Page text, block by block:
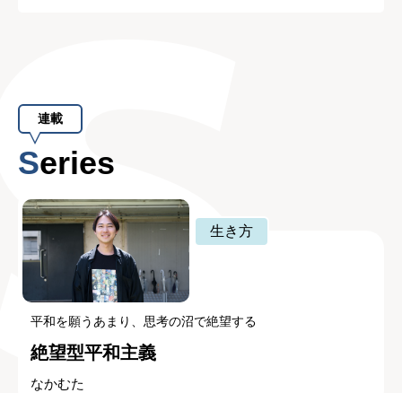
連載
Series
生き方
平和を願うあまり、思考の沼で絶望する
絶望型平和主義
なかむた